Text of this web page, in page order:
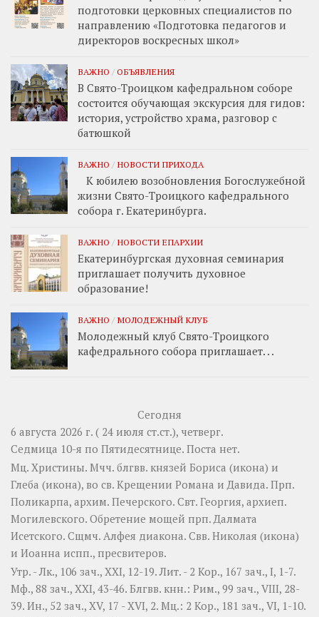
подготовки церковных специалистов по
направлению «Подготовка педагогов и
директоров воскресных школ»
ВАЖНО / ОБЪЯВЛЕНИЯ
В Свято-Троицком кафедральном соборе
состоится обучающая экскурсия для гидов:
история, устройство храма, разговор с
батюшкой
ВАЖНО / НОВОСТИ ПРИХОДА
К юбилею возобновления Богослужебной
жизни Свято-Троицкого кафедрального
собора г. Екатеринбурга.
ВАЖНО / НОВОСТИ ЕПАРХИИ
Екатеринбургская духовная семинария
приглашает получить духовное
образование!
ВАЖНО / МОЛОДЕЖНЫЙ КЛУБ
Молодежный клуб Свято-Троицкого
кафедрального собора приглашает. . .
Сегодня
6 августа 2026 г. ( 24 июля ст.ст.), четверг.
Седмица 10-я по Пятидесятнице. Поста нет.
Мц. Христины. Мчч. блгвв. князей Бориса (икона) и
Глеба (икона), во св. Крещении Романа и Давида. Прп.
Поликарпа, архим. Печерского. Свт. Георгия, архиеп.
Могилевского. Обретение мощей прп. Далмата
Исетского. Сщмч. Алфея диакона. Свв. Николая (икона)
и Иоанна испп., пресвитеров.
Утр. -Лк., 106 зач., XXI, 12-19.Лит. - 2 Кор., 167 зач., I, 1-7.
Мф., 88 зач., XXI, 43-46. Блгвв. кнн.: Рим., 99 зач., VIII, 28-
39. Ин., 52 зач., XV, 17 - XVI, 2. Мц.: 2 Кор., 181 зач., VI, 1-10.